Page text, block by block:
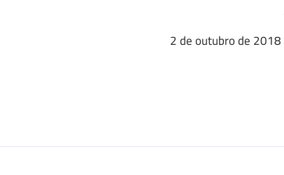
2 de outubro de 2018